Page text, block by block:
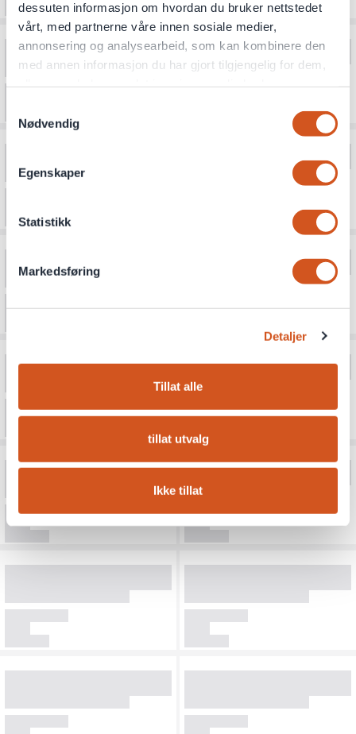
dessuten informasjon om hvordan du bruker nettstedet
vårt, med partnerne våre innen sosiale medier,
annonsering og analysearbeid, som kan kombinere den
med annen informasjon du har gjort tilgjengelig for dem,
Nødvendig
Egenskaper
Statistikk
Markedsføring
Detaljer
Tillat alle
tillat utvalg
Ikke tillat